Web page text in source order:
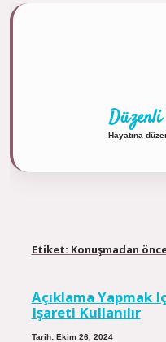
Hayatına
Etiket: Konuşmadan
Açıklama Yapmak
Işareti Kullanılır
Tarih: Ekim 26, 2024